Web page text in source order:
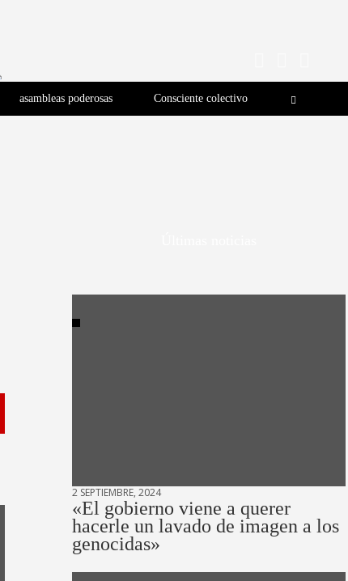
asambleas poderosas Consciente colectivo
2 SEPTIEMBRE, 2024
«El gobierno viene a querer
hacerle un lavado de imagen a los
genocidas»